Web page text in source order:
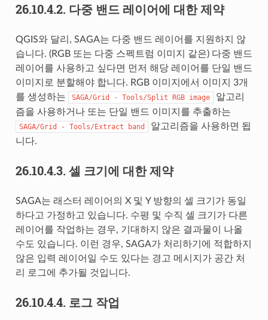
26.10.4.2. 다중 밴드 레이어에 대한 제약
QGIS와 달리, SAGA는 다중 밴드 레이어를 지원하지 않
습니다. (RGB 또는 다중 스펙트럼 이미지 같은) 다중 밴드
레이어를 사용하고 싶다면 먼저 해당 레이어를 단일 밴드
이미지로 분할해야 합니다. RGB 이미지에서 이미지 3개
를 생성하는
SAGA/Grid - Tools/Split RGB image
알고리
즘을 사용하거나 또는 단일 밴드 이미지를 추출하는
SAGA/Grid - Tools/Extract band
알고리즘을 사용하면 됩
니다.
26.10.4.3. 셀 크기에 대한 제약
SAGA는 래스터 레이어의 X 및 Y 방향의 셀 크기가 동일
하다고 가정하고 있습니다. 수평 및 수직 셀 크기가 다른
레이어를 작업하는 경우, 기대하지 않은 결과물이 나올
수도 있습니다. 이런 경우, SAGA가 처리하기에 적합하지
않은 입력 레이어일 수도 있다는 경고 메시지가 공간 처
리 로그에 추가될 것입니다.
26.10.4.4. 로그 작업